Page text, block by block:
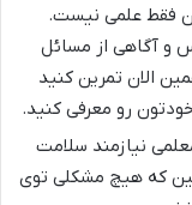
فقط علمی نیست.
و آگاهی از مسائل
الان تمرین کنید
رو معرفی کنید.
نیازمند سلامت
که هیچ مشکلی توی